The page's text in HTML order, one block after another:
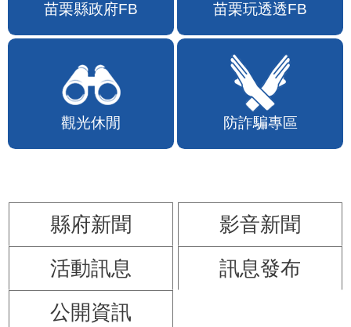
苗栗縣政府FB 苗栗玩透透FB
觀光休閒 防詐騙專區
縣府新聞
影音新聞
活動訊息
訊息發布
公開資訊